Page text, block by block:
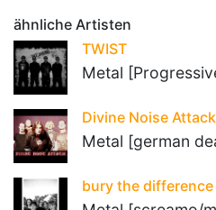
ähnliche Artisten
TWIST
Metal
Divine Noise Attack
Metal [german
bury the difference